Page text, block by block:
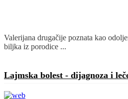
Valerijana drugačije poznata kao
biljka iz porodice ...
Lajmska bolest - dijagnoza i